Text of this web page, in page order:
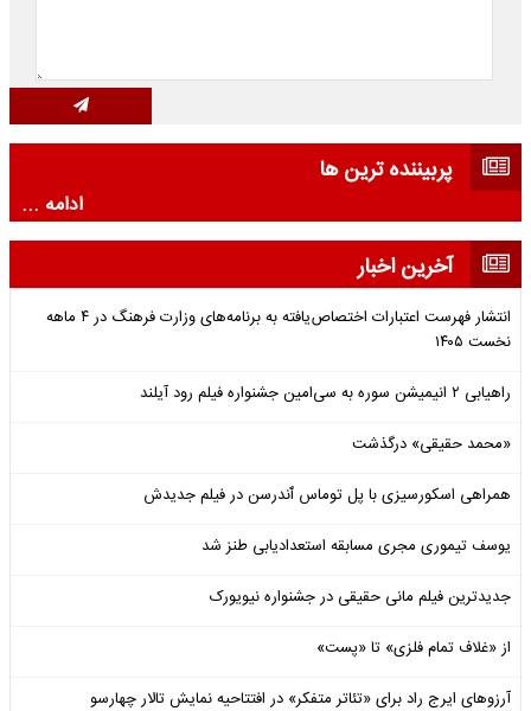
پربیننده ترین ها
ادامه ...
آخرین اخبار
انتشار فهرست اعتبارات اختصاص‌یافته به برنامه‌های وزارت فرهنگ در ۴ ماهه
نخست ۱۴۰۵
راهیابی ۲ انیمیشن سوره به سی‌امین جشنواره فیلم رود آیلند
«محمد حقیقی» درگذشت
همراهی اسکورسیزی با پل توماس ٱندرسن در فیلم جدیدش
یوسف تیموری مجری مسابقه استعدادیابی طنز شد
جدیدترین فیلم مانی حقیقی در جشنواره نیویورک
از «غلاف تمام فلزی» تا «پست»
آرزوهای ایرج راد برای «تئاتر متفکر» در افتتاحیه نمایش تالار چهارسو